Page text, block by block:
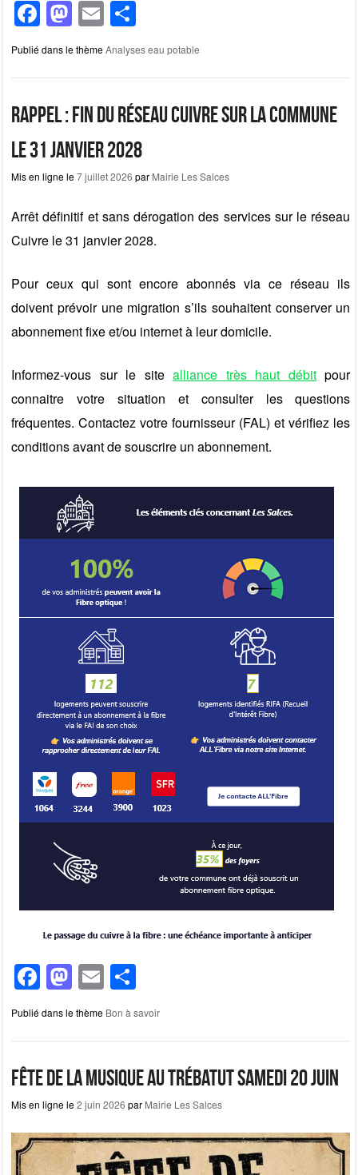
F
a
c
e
b
o
o
k
M
a
st
o
d
o
n
E
m
ail
ar
ta
g
er
Publié dans le thèmeAnalyses eau potable
Rappel : fin du réseau cuivre sur la commune
le 31 janvier 2028
Mis en ligne le7 juillet 2026 par Mairie Les Salces
Arrêt définitif et sans dérogation des services sur le réseau
Cuivre le 31 janvier 2028.
Pour ceux qui sont encore abonnés via ce réseau ils
doivent prévoir une migration s’ils souhaitent conserver un
abonnement fixe et/ou internet à leur domicile.
Informez-vous sur le sitealliance très haut débitpour
connaitre votre situation et consulter les questions
fréquentes. Contactez votre fournisseur (FAL) et vérifiez les
conditions avant de souscrire un abonnement.
F
a
c
e
b
o
o
k
M
a
st
o
d
o
n
E
m
ail
ar
ta
g
er
Publié dans le thème Bon à savoir
Fête de la musique au Trébatut samedi 20 juin
Mis en ligne le2 juin 2026 par Mairie Les Salces